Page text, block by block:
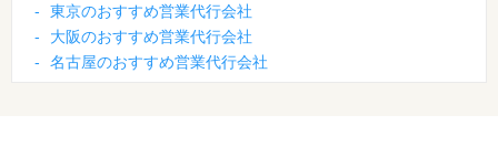
-
東京のおすすめ営業代行会社
-
大阪のおすすめ営業代行会社
-
名古屋のおすすめ営業代行会社